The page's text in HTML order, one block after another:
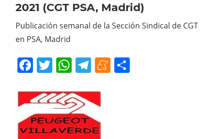
2021 (CGT PSA, Madrid)
Publicación semanal de la Sección Sindical de CGT
en PSA, Madrid
Facebook
Twitter
WhatsApp
Telegram
Meneame